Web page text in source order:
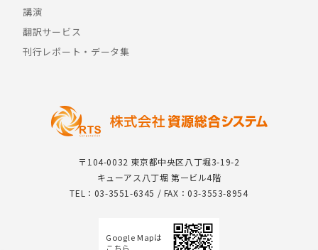
〒104-0032 東京都中央区八丁堀3-19-2
キューアス八丁堀 第一ビル4階
TEL：03-3551-6345 / FAX：03-3553-8954
Google Mapは
講演
翻訳サービス
刊行レポート・データ集